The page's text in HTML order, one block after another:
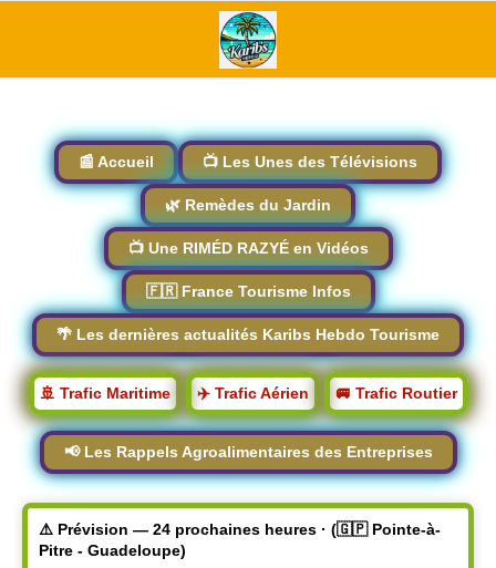
📰 Accueil 📺 Les Unes des Télévisions
🌿 Remèdes du Jardin
📺 Une RIMÉD RAZYÉ en Vidéos
🇫🇷 France Tourisme Infos
🌴 Les dernières actualités Karibs Hebdo Tourisme
🚢 Trafic Maritime ✈️ Trafic Aérien 🚐 Trafic Routier
📢 Les Rappels Agroalimentaires des Entreprises
⚠️ Prévision — 24 prochaines heures · (🇬🇵 Pointe-à-
Pitre - Guadeloupe)